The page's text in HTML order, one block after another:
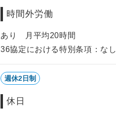
時間外労働
あり 月平均20時間
36協定における特別条項：なし
週休2日制
休日